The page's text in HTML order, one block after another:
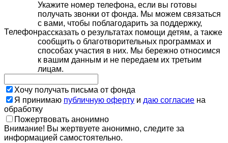
Телефон
Укажите номер телефона, если вы готовы
получать звонки от фонда. Мы можем связаться
с вами, чтобы поблагодарить за поддержку,
рассказать о результатах помощи детям, а также
сообщить о благотворительных программах и
способах участия в них. Мы бережно относимся
к вашим данным и не передаем их третьим
лицам.
Хочу получать письма от фонда
Я принимаю публичную оферту и даю согласие на
обработку
Пожертвовать анонимно
Внимание! Вы жертвуете анонимно, следите за
информацией самостоятельно.